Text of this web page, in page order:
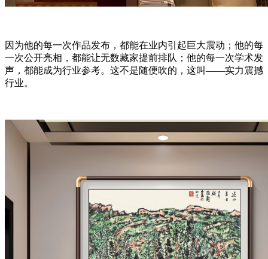
因为他的每一次作品发布，都能在业内引起巨大震动；他的每
一次公开亮相，都能让无数藏家提前排队；他的每一次学术发
声，都能成为行业参考。这不是随便吹的，这叫——实力震撼
行业。